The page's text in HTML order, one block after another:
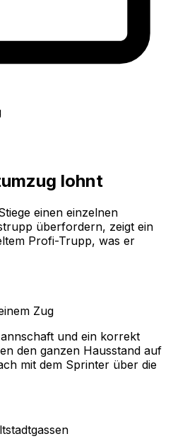
lohnt
einen einzelnen
überfordern, zeigt ein
Profi-Trupp, was er
Zug
und ein korrekt
den ganzen Hausstand auf
mit dem Sprinter über die